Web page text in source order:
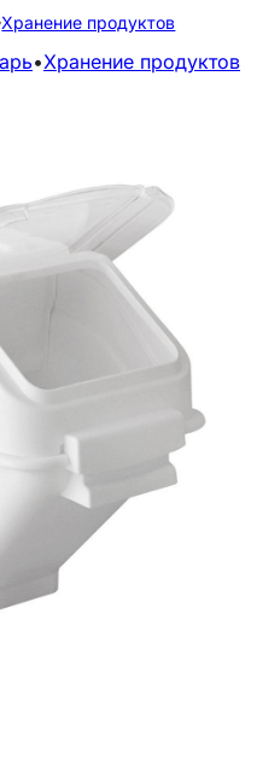
Хранение продуктов
•Хранение продуктов